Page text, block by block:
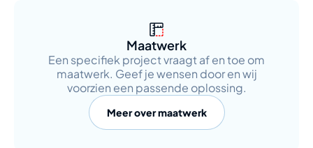
Maatwerk
Een specifiek project vraagt af en toe om
maatwerk. Geef je wensen door en wij
voorzien een passende oplossing.
Meer over maatwerk